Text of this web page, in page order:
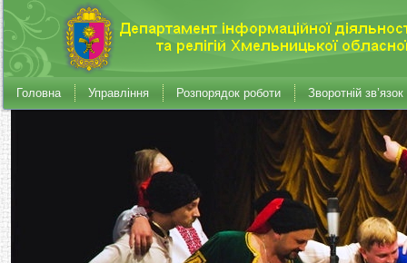
Головна Управління Розпорядок роботи Зворотній зв’язок